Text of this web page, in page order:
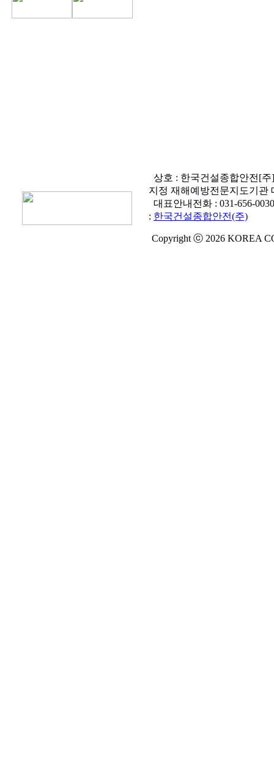
상호 : 한국건설종합안전[
지정 재해예방전문지도기관
대표안내전화 : 031-656-0030
: 한국건설종합안전(주)
Copyright ⓒ 2026 KOREA